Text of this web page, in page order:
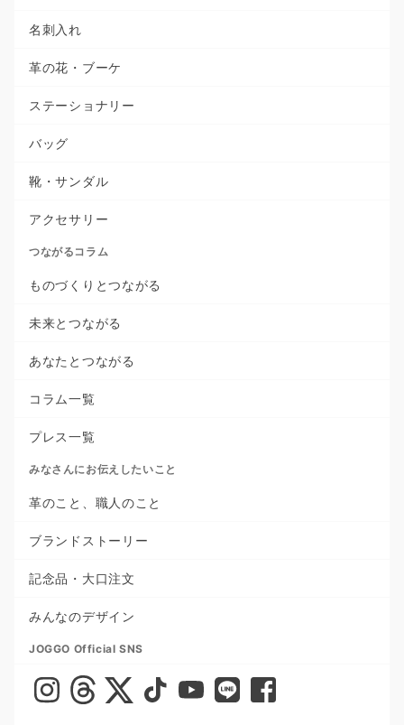
名刺入れ
革の花・ブーケ
ステーショナリー
バッグ
靴・サンダル
アクセサリー
つながるコラム
ものづくりとつながる
未来とつながる
あなたとつながる
コラム一覧
プレス一覧
みなさんにお伝えしたいこと
革のこと、職人のこと
ブランドストーリー
記念品・大口注文
みんなのデザイン
JOGGO Official SNS